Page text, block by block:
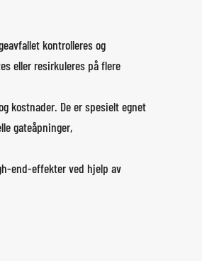
kontrolleres og
eller resirkuleres på flere
kostnader. De er spesielt egnet
gateåpninger,
end-effekter ved hjelp av